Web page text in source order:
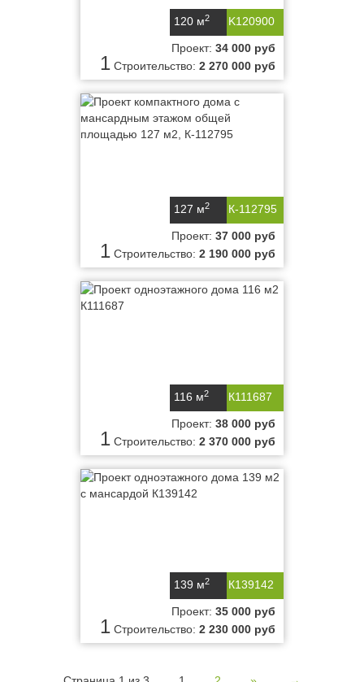
K120900
120 м2
1
Проект: 34 000 руб
Строительство: 2 270 000 руб
К-112795
127 м2
1
Проект: 37 000 руб
Строительство: 2 190 000 руб
К111687
116 м2
1
Проект: 38 000 руб
Строительство: 2 370 000 руб
К139142
139 м2
1
Проект: 35 000 руб
Строительство: 2 230 000 руб